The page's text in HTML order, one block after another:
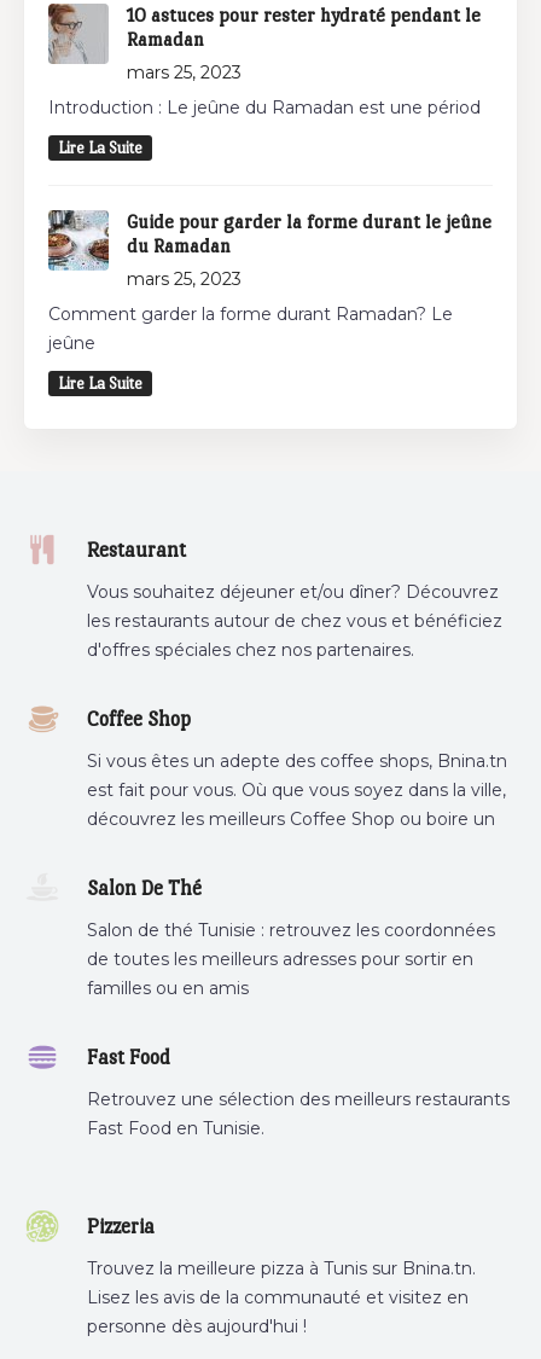
10 astuces pour rester hydraté pendant le
Ramadan
mars 25, 2023
Introduction : Le jeûne du Ramadan est une périod
Lire La Suite
Guide pour garder la forme durant le jeûne
du Ramadan
mars 25, 2023
Comment garder la forme durant Ramadan? Le
jeûne
Lire La Suite
Restaurant
Vous souhaitez déjeuner et/ou dîner? Découvrez
les restaurants autour de chez vous et bénéficiez
d'offres spéciales chez nos partenaires.
Coffee Shop
Si vous êtes un adepte des coffee shops, Bnina.tn
est fait pour vous. Où que vous soyez dans la ville,
découvrez les meilleurs Coffee Shop ou boire un
Salon De Thé
Salon de thé Tunisie : retrouvez les coordonnées
de toutes les meilleurs adresses pour sortir en
familles ou en amis
Fast Food
Retrouvez une sélection des meilleurs restaurants
Fast Food en Tunisie.
Pizzeria
Trouvez la meilleure pizza à Tunis sur Bnina.tn.
Lisez les avis de la communauté et visitez en
personne dès aujourd'hui !